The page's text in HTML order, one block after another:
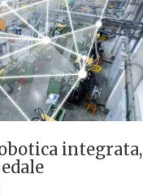
integrata,